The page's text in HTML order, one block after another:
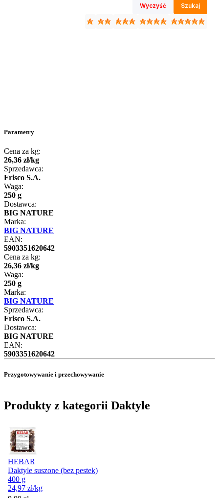
Wyczyść Szukaj
Parametry
Cena za kg:
26,36 zł/kg
Sprzedawca:
Frisco S.A.
Waga:
250 g
Dostawca:
BIG NATURE
Marka:
BIG NATURE
EAN:
5903351620642
Cena za kg:
26,36 zł/kg
Waga:
250 g
Marka:
BIG NATURE
Sprzedawca:
Frisco S.A.
Dostawca:
BIG NATURE
EAN:
5903351620642
Przygotowywanie i przechowywanie
Produkty z kategorii Daktyle
HEBAR
Daktyle suszone (bez pestek)
400 g
24,97 zł/kg